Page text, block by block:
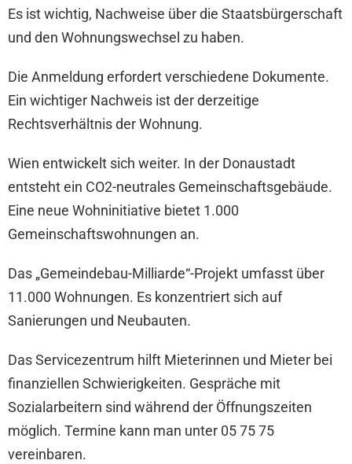
Es ist wichtig, Nachweise über die Staatsbürgerschaft
und den Wohnungswechsel zu haben.
Die Anmeldung erfordert verschiedene Dokumente.
Ein wichtiger Nachweis ist der derzeitige
Rechtsverhältnis der Wohnung.
Wien entwickelt sich weiter. In der Donaustadt
entsteht ein CO2-neutrales Gemeinschaftsgebäude.
Eine neue Wohninitiative bietet 1.000
Gemeinschaftswohnungen an.
Das „Gemeindebau-Milliarde“-Projekt umfasst über
11.000 Wohnungen. Es konzentriert sich auf
Sanierungen und Neubauten.
Das Servicezentrum hilft Mieterinnen und Mieter bei
finanziellen Schwierigkeiten. Gespräche mit
Sozialarbeitern sind während der Öffnungszeiten
möglich. Termine kann man unter 05 75 75
vereinbaren.